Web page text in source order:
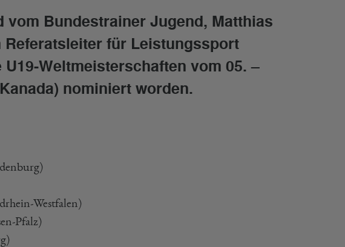
vom Bundestrainer Jugend, Matthias
für Leistungssport
Weltmeisterschaften vom 05. –
nominiert worden.
Westfalen)
Pfalz)